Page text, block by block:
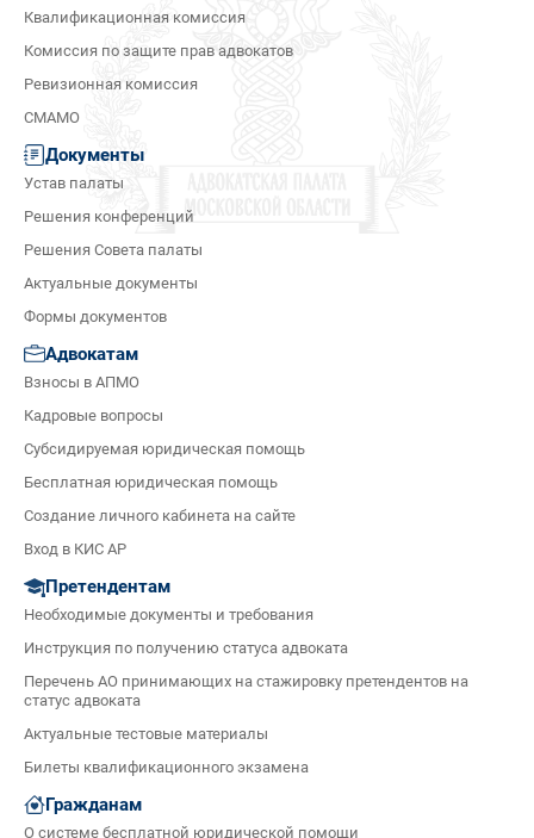
Квалификационная комиссия
Комиссия по защите прав адвокатов
Ревизионная комиссия
СМАМО
Документы
Устав палаты
Решения конференций
Решения Совета палаты
Актуальные документы
Формы документов
Адвокатам
Взносы в АПМО
Кадровые вопросы
Субсидируемая юридическая помощь
Бесплатная юридическая помощь
Создание личного кабинета на сайте
Вход в КИС АР
Претендентам
Необходимые документы и требования
Инструкция по получению статуса адвоката
Перечень АО принимающих на стажировку претендентов на
статус адвоката
Актуальные тестовые материалы
Билеты квалификационного экзамена
Гражданам
О системе бесплатной юридической помощи